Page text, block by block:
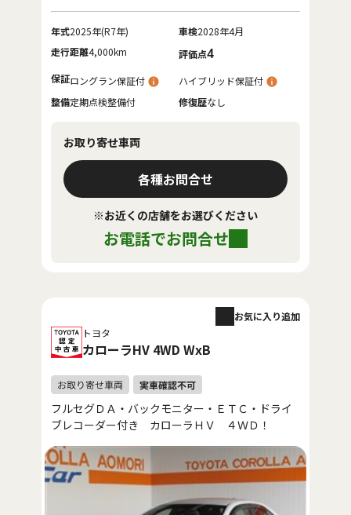
年式2025年(R7年) 車検2028年4月
走行距離4,000km 評価点4
保証ロングラン保証付
ハイブリッド保証付
整備定期点検整備付 修復歴なし
お取り寄せ車両
各種お問合せ
※お近くの店舗をお選びください
お電話でお問合せ
トヨタ
カローラHV 4WD WxB
お気に入り追加
フルセグＤＡ・バックモニター・ＥＴＣ・ドライ
ブレコーダー付き カローラＨＶ ４ＷＤ！